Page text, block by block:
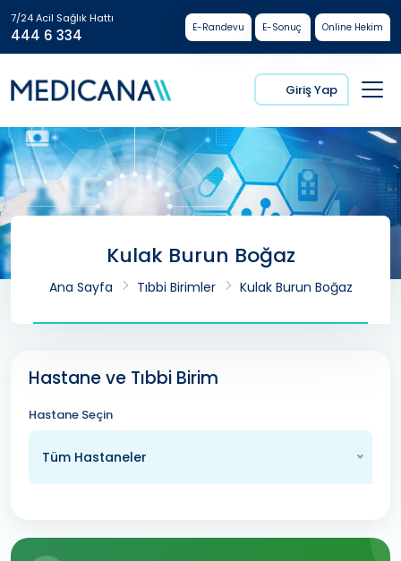
7/24 Acil Sağlık Hattı
444 6 334 E-Randevu E-Sonuç Online Hekim
Giriş Yap
Kulak Burun Boğaz
Ana Sayfa Tıbbi Birimler Kulak Burun Boğaz
Hastane ve Tıbbi Birim
Hastane Seçin
Tüm Hastaneler